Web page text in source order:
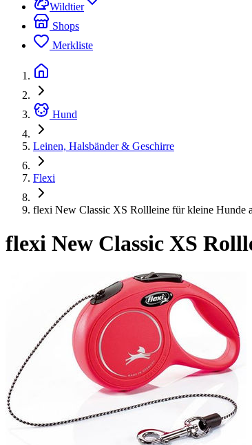
Wildtier
Shops
Merkliste
Hund
Leinen, Halsbänder & Geschirre
Flexi
flexi New Classic XS Rollleine für kleine Hunde
flexi New Classic XS